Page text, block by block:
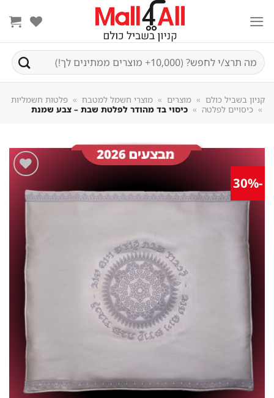
חיפוש
עבור:
קניון בשביל כולם » מוצרים » מוצרי חשמל למטבח » פלטות חשמליות
כיסויים לפלטה » כיסוי בד מהודר לפלטת שבת – צבע שמנת
שמור
מוצר